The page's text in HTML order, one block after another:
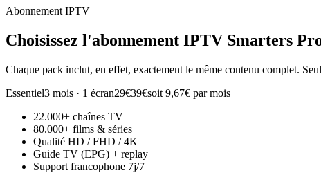
Abonnement IPTV
Choisissez l'abonnement IPTV Smarters
Chaque pack inclut, en effet, exactement le même contenu complet.
Essentiel3 mois · 1 écran29€39€soit 9,67€ par mois
22.000+ chaînes TV
80.000+ films & séries
Qualité HD / FHD / 4K
Guide TV (EPG) + replay
Support francophone 7j/7